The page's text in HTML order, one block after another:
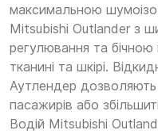
максимальною
Mitsubishi Outlander з
регулювання та
тканині та шкірі.
Аутлендер
пасажирів або
Водій Mitsubishi